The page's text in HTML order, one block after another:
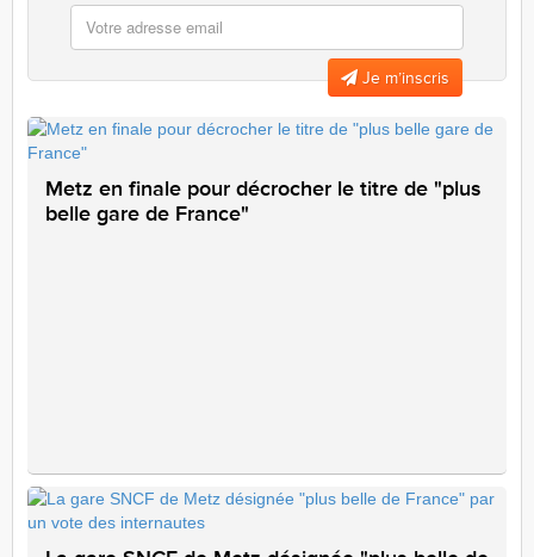
Je m’inscris
Metz en finale pour décrocher le titre de "plus
belle gare de France"